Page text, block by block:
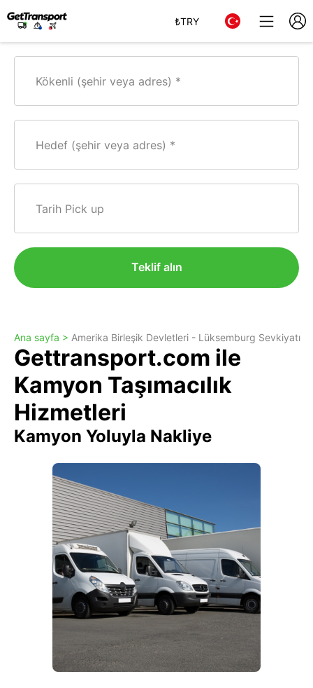
₺TRY
Kökenli (şehir veya adres)
Hedef (şehir veya adres)
Tarih Pick up
Teklif alın
Ana sayfa > Amerika Birleşik Devletleri - Lüksemburg Sevkiyatı
Gettransport.com ile
Kamyon Taşımacılık
Hizmetleri
Kamyon Yoluyla Nakliye